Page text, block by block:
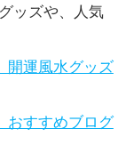
ッズや、人気
開運風水グッズ
おすすめブログ